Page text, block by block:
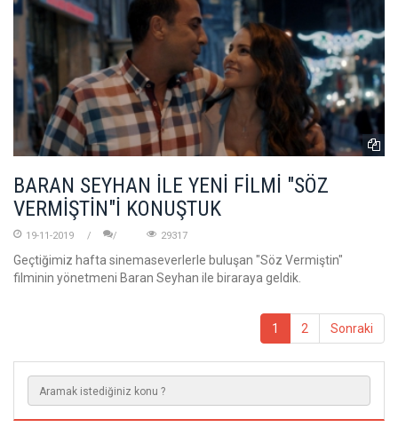
BARAN SEYHAN İLE YENİ FİLMİ "SÖZ
VERMİŞTİN"İ KONUŞTUK
19-11-2019 29317
Geçtiğimiz hafta sinemaseverlerle buluşan "Söz Vermiştin"
filminin yönetmeni Baran Seyhan ile biraraya geldik.
1 2 Sonraki